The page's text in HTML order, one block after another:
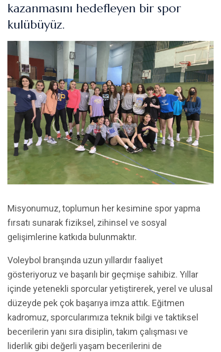
kazanmasını hedefleyen bir spor
kulübüyüz.
Misyonumuz, toplumun her kesimine spor yapma
fırsatı sunarak fiziksel, zihinsel ve sosyal
gelişimlerine katkıda bulunmaktır.
Voleybol branşında uzun yıllardır faaliyet
gösteriyoruz ve başarılı bir geçmişe sahibiz. Yıllar
içinde yetenekli sporcular yetiştirerek, yerel ve ulusal
düzeyde pek çok başarıya imza attık. Eğitmen
kadromuz, sporcularımıza teknik bilgi ve taktiksel
becerilerin yanı sıra disiplin, takım çalışması ve
liderlik gibi değerli yaşam becerilerini de